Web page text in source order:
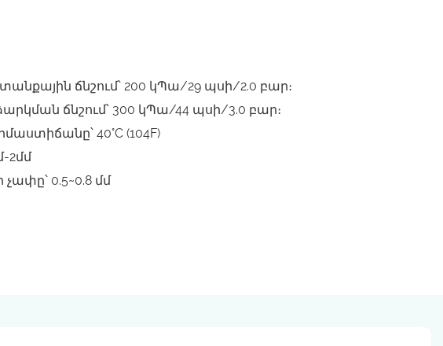
ճնշում՝ 200 կՊա/29 պսի/2.0 բար։
ճնշում՝ 300 կՊա/44 պսի/3.0 բար։
40°C (104F)
2մմ
0.5~0.8 մմ